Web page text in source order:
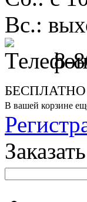
Вс.:
8-
В вашей корзине